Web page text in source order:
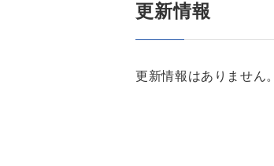
更新情報
更新情報はありません。